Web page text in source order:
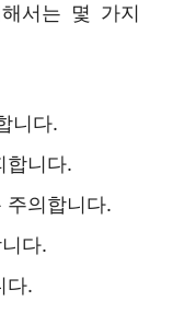
서는 몇 가지
니다.
합니다.
주의합니다.
다.
다.